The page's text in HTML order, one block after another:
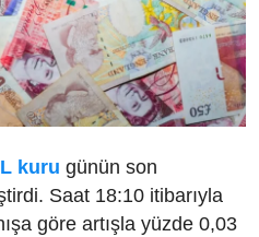
kuru günün son
Saat 18:10 itibarıyla
göre artışla yüzde 0,03